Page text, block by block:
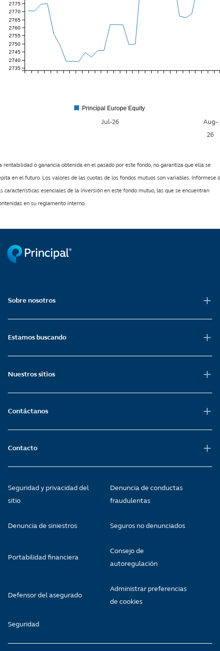
2735
2740
2745
2750
2755
2760
2765
2770
2775
Principal Europe Equity
Jul-26
Aug-
26
Sobre nosotros
Estamos buscando
Nuestros sitios
Contáctanos
Contacto
Seguridad y privacidad del
sitio
Denuncia de conductas
fraudulentas
Denuncia de siniestros Seguros no denunciados
Portabilidad financiera
Consejo de
autoregulación
Defensor del asegurado
Administrar preferencias
de cookies
Seguridad